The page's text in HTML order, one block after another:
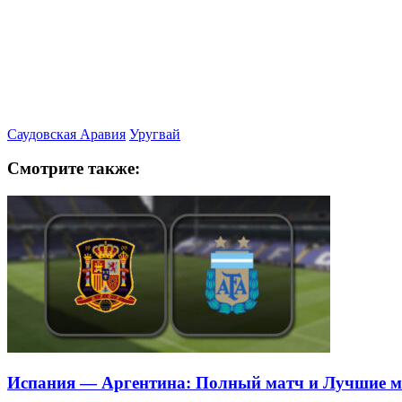
Саудовская Аравия Уругвай
Смотрите также:
Испания — Аргентина: Полный матч и Лучшие